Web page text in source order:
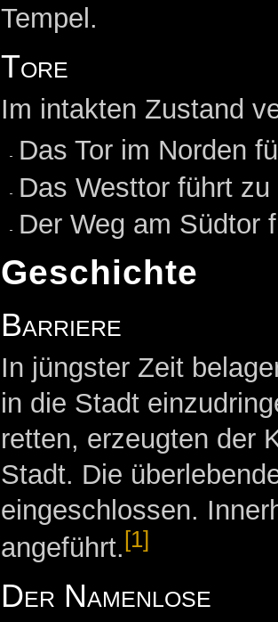
Tempel.
Tore
Im intakten Zustand
Das Tor im Norden
Das Westtor führt
Der Weg am Südtor
Geschichte
Barriere
In jüngster Zeit
in die Stadt
retten, erzeugten der
Stadt. Die
eingeschlossen.
angeführt.[1]
Der Namenlose